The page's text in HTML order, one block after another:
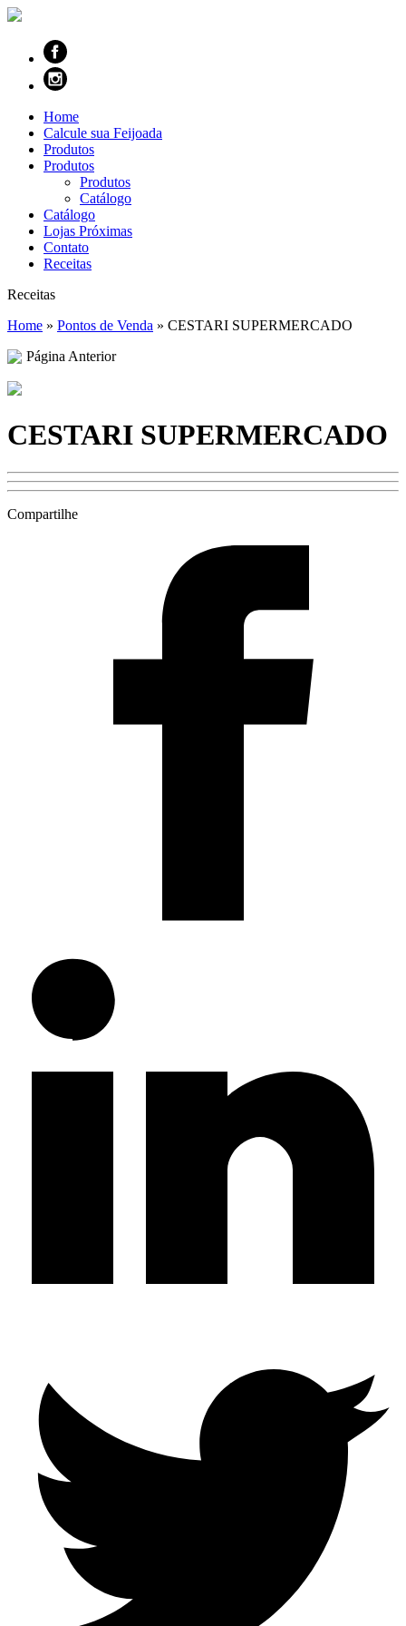
Home
Calcule sua Feijoada
Produtos
Produtos
Produtos
Catálogo
Catálogo
Lojas Próximas
Contato
Receitas
Receitas
Home » Pontos de Venda » CESTARI SUPERMERCADO
Página Anterior
CESTARI SUPERMERCADO
Compartilhe